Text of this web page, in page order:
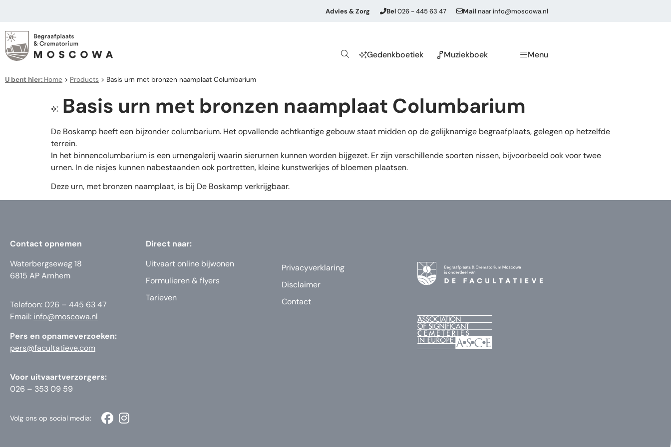
Advies & Zorg Bel026 - 445 63 47 Mail naarinfo@moscowa.nl
Gedenkboetiek Muziekboek Menu
U bent hier: Home > Products > Basis urn met bronzen naamplaat Columbarium
Basis urn met bronzen naamplaat Columbarium
De Boskamp heeft een bijzonder columbarium. Het opvallende achtkantige gebouw staat midden op de gelijknamige begraafplaats, gelegen op hetzelfde
terrein.
In het binnencolumbarium is een urnengalerij waarin sierurnen kunnen worden bijgezet. Er zijn verschillende soorten nissen, bijvoorbeeld ook voor twee
urnen. In de nisjes kunnen nabestaanden ook portretten, kleine kunstwerkjes of bloemen plaatsen.
Deze urn, met bronzen naamplaat, is bij De Boskamp verkrijgbaar.
Contact opnemen
Waterbergseweg 18
6815 AP Arnhem
Telefoon: 026 – 445 63 47
Email: info@moscowa.nl
Pers en opnameverzoeken:
pers@facultatieve.com
Voor uitvaartverzorgers:
026 – 353 09 59
Direct naar:
Uitvaart online bijwonen
Formulieren & flyers
Tarieven
Privacyverklaring
Disclaimer
Contact
Volg ons op social media: